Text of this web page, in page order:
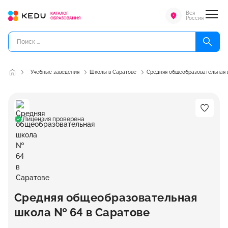
Вся
Россия
Учебные заведения Школы в Саратове Средняя
Лицензия проверена
Средняя общеобразовательная
школа № 64 в Саратове